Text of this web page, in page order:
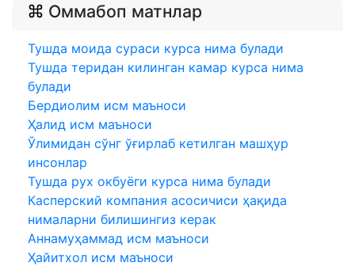
Оммабоп матнлар
Тушда моида сураси курса нима булади
Тушда теридан килинган камар курса нима
булади
Бердиолим исм маъноси
Ҳалид исм маъноси
Ўлимидан сўнг ўғирлаб кетилган машҳур
инсонлар
Тушда рух окбуёги курса нима булади
Касперский компания асосичиси ҳақида
нималарни билишингиз керак
Аннамуҳаммад исм маъноси
Ҳайитхол исм маъноси